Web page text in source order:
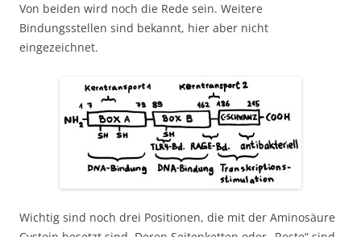
Von beiden wird noch die Rede sein. Weitere
Bindungsstellen sind bekannt, hier aber nicht
eingezeichnet.
Wichtig sind noch drei Positionen, die mit der Aminosäure